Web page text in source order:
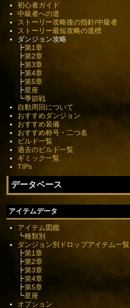
初心者ガイド
中級者への道
ストーリー攻略後の指針/中級者
ストーリー最短攻略の道標
ダンジョン攻略
┣第1章
┣第2章
┣第3章
┣第4章
┣第5章
┣星座
┗季節戦
自動周回について
おすすめダンジョン
おすすめ装備
おすすめ称号・二つ名
ビルド一覧
過去のビルド一覧
ギミック一覧
TIPs
データベース
アイテムデータ
アイテム図鑑
┗種類別
ダンジョン別ドロップアイテム一覧
┣第1章
┣第2章
┣第3章
┣第4章
┣第5章
┗星座
オプション